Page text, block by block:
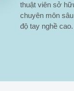
thuật viên sở
chuyên môn
độ tay nghề cao.